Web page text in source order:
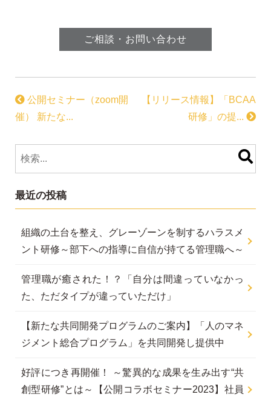
ご相談・お問い合わせ
公開セミナー（zoom開
催） 新たな...
【リリース情報】「BCAA
研修」の提...
最近の投稿
組織の土台を整え、グレーゾーンを制するハラスメ
ント研修～部下への指導に自信が持てる管理職へ～
管理職が癒された！？「自分は間違っていなかっ
た、ただタイプが違っていただけ」
【新たな共同開発プログラムのご案内】「人のマネ
ジメント総合プログラム」を共同開発し提供中
好評につき再開催！ ～驚異的な成果を生み出す“共
創型研修”とは～【公開コラボセミナー2023】社員